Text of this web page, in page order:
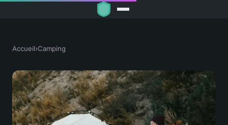
Accueil›Camping